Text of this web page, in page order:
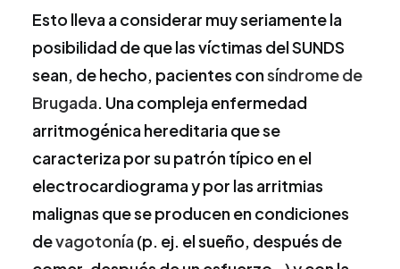
Esto lleva a considerar muy seriamente la
posibilidad de que las víctimas del SUNDS
sean, de hecho, pacientes consíndrome de
Brugada. Una compleja enfermedad
arritmogénica hereditaria que se
caracteriza por su patrón típico en el
electrocardiograma y por las arritmias
malignas que se producen en condiciones
devagotonía (p. ej. el sueño, después de